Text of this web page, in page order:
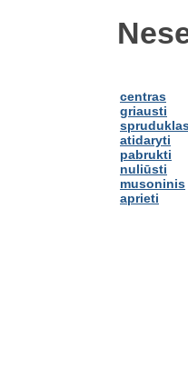
centras
griausti
atidaryti
pabrukti
nuliūsti
musoninis
aprieti